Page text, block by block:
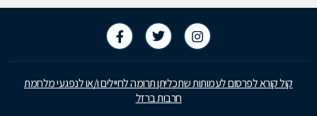
קול קורא לפרסום לעמותות שתכליתן תרומה לחיילים ו/או לנפגעי מלחמת
חרבות ברזל